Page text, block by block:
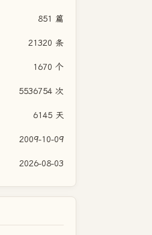
851 篇
21320 条
1670 个
5536754 次
6145 天
2009-10-09
2026-08-03